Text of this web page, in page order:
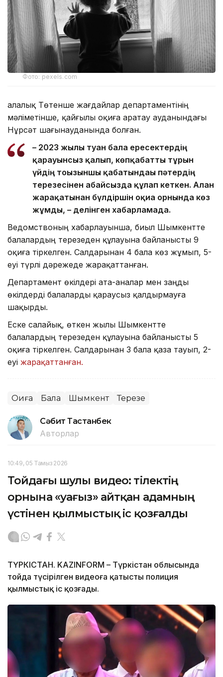
Фото: pexels.com
Қалалық Төтенше жағдайлар департаментінің
мәліметінше, қайғылы оқиға Қаратау ауданындағы
Нұрсәт шағынауданында болған.
– 2023 жылы туған бала ересектердің
қарауынсыз қалып, көпқабатты тұрғын
үйдің тоғызыншы қабатындағы пәтердің
терезесінен абайсызда құлап кеткен. Алған
жарақатынан бүлдіршін оқиға орнында көз
жұмды, – делінген хабарламада.
Ведомствоның хабарлауынша, биыл Шымкентте
балалардың терезеден құлауына байланысты 9
оқиға тіркелген. Салдарынан 4 бала көз жұмып, 5-
еуі түрлі дәрежеде жарақаттанған.
Департамент өкілдері ата-аналар мен заңды
өкілдерді балаларды қараусыз қалдырмауға
шақырды.
Еске салайық, өткен жылы Шымкентте
балалардың терезеден құлауына байланысты 5
оқиға тіркелген. Салдарынан 3 бала қаза тауып, 2-
еуі жарақаттанған.
Оқиға Бала Шымкент Терезе
Сәбит Тастанбек
Авторлар
10:49, 05 Тамыз 2026
Тойдағы шулы видео: тілектің
орнына «уағыз» айтқан адамның
үстінен қылмыстық іс қозғалды
ТҮРКІСТАН. KAZINFORM – Түркістан облысында
тойда түсірілген видеоға қатысты полиция
қылмыстық іс қозғады.